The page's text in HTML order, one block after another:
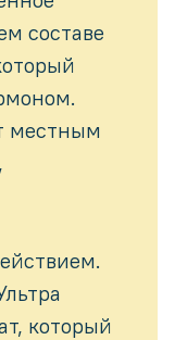
составе
местным
который